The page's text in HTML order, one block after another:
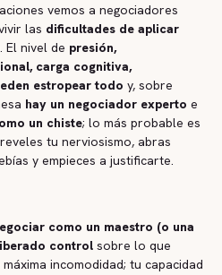
vemos a negociadores
las dificultades de aplicar
El nivel de presión,
carga cognitiva,
estropear todo y, sobre
hay un negociador experto e
un chiste; lo más probable es
tu nerviosismo, abras
y empieces a justificarte.
como un maestro (o una
control sobre lo que
incomodidad; tu capacidad